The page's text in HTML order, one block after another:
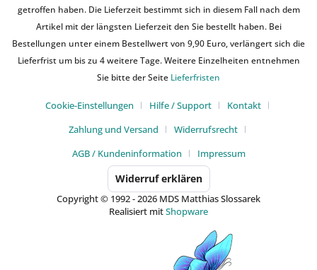
getroffen haben. Die Lieferzeit bestimmt sich in diesem Fall nach dem
Artikel mit der längsten Lieferzeit den Sie bestellt haben. Bei
Bestellungen unter einem Bestellwert von 9,90 Euro, verlängert sich die
Lieferfrist um bis zu 4 weitere Tage. Weitere Einzelheiten entnehmen
Sie bitte der Seite Lieferfristen
Cookie-Einstellungen Hilfe / Support
Kontakt
Zahlung und Versand
Widerrufsrecht
AGB / Kundeninformation
Impressum
Widerruf erklären
Copyright © 1992 - 2026 MDS Matthias Slossarek
Realisiert mitShopware